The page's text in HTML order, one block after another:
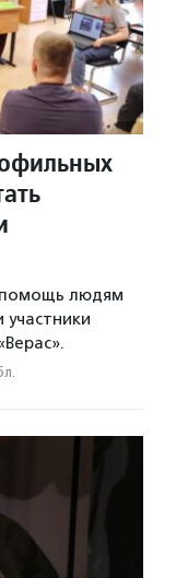
помощь людям
участники